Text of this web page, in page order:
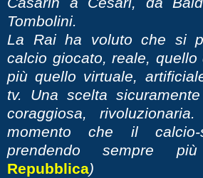
Tombolini.
La Rai ha voluto che si
calcio giocato, reale, quello
più quello virtuale,
tv. Una scelta
coraggiosa,
momento che il calcio-
prendendo sempre
Repubblica)